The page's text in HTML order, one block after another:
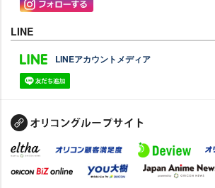
LINE
LINEアカウントメディア